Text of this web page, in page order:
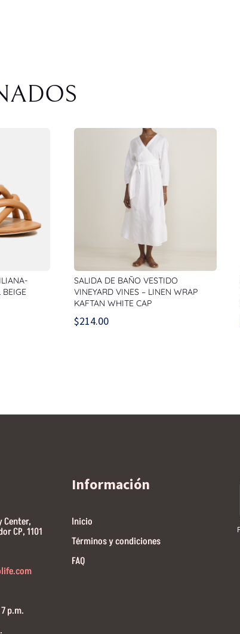
BEIGE
SALIDA DE BAÑO VESTIDO
VINEYARD VINES – LINEN WRAP
KAFTAN WHITE CAP
$214.00
Center,
CP, 1101
p.m.
Información
Inicio
Términos y condiciones
FAQ